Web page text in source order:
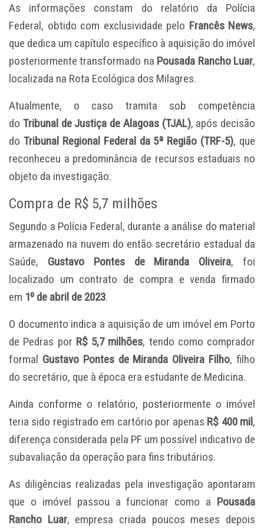
As informações constam do relatório da Polícia
Federal, obtido com exclusividade pelo Francês News,
que dedica um capítulo específico à aquisição do imóvel
posteriormente transformado na Pousada Rancho Luar,
localizada na Rota Ecológica dos Milagres.
Atualmente, o caso tramita sob competência
do Tribunal de Justiça de Alagoas (TJAL), após decisão
do Tribunal Regional Federal da 5ª Região (TRF-5), que
reconheceu a predominância de recursos estaduais no
objeto da investigação.
Compra de R$ 5,7 milhões
Segundo a Polícia Federal, durante a análise do material
armazenado na nuvem do então secretário estadual da
Saúde, Gustavo Pontes de Miranda Oliveira, foi
localizado um contrato de compra e venda firmado
em 1º de abril de 2023.
O documento indica a aquisição de um imóvel em Porto
de Pedras por R$ 5,7 milhões, tendo como comprador
formal Gustavo Pontes de Miranda Oliveira Filho, filho
do secretário, que à época era estudante de Medicina.
Ainda conforme o relatório, posteriormente o imóvel
teria sido registrado em cartório por apenas R$ 400 mil,
diferença considerada pela PF um possível indicativo de
subavaliação da operação para fins tributários.
As diligências realizadas pela investigação apontaram
que o imóvel passou a funcionar como a Pousada
Rancho Luar, empresa criada poucos meses depois